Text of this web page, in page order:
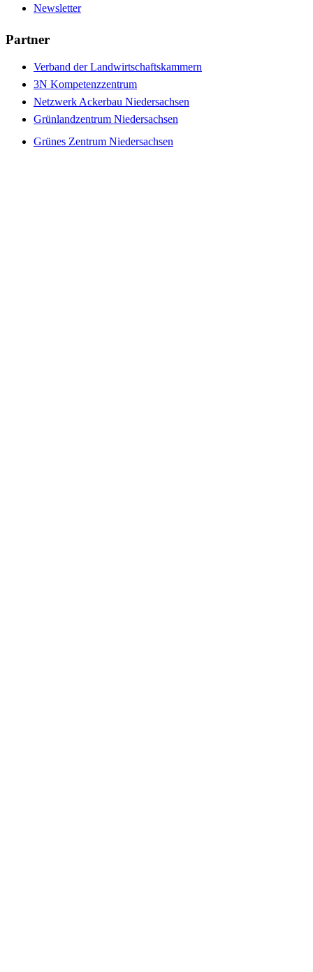
Newsletter
Partner
Verband der Landwirtschaftskammern
3N Kompetenzzentrum
Netzwerk Ackerbau Niedersachsen
Grünlandzentrum Niedersachsen
Grünes Zentrum Niedersachsen